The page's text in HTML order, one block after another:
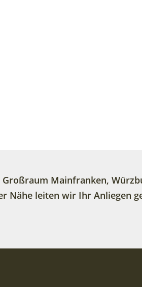
Mainfranken,
Nähe leiten wir Ihr Anliegen